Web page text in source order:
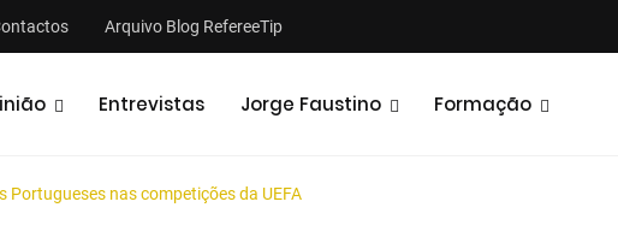
Arquivo Blog RefereeTip
Entrevistas Jorge Faustino Formação
Portugueses nas competições da UEFA